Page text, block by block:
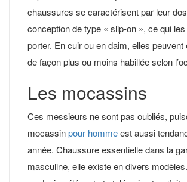
chaussures se caractérisent par leur
conception de type « slip-on », ce qui
porter. En cuir ou en daim, elles peuvent
de façon plus ou moins habillée selon
Les mocassins
Ces messieurs ne sont pas oubliés,
mocassinpour hommeest aussi
année. Chaussure essentielle dans la
masculine, elle existe en divers